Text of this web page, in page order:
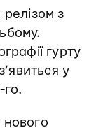
з
гурту
у
го.